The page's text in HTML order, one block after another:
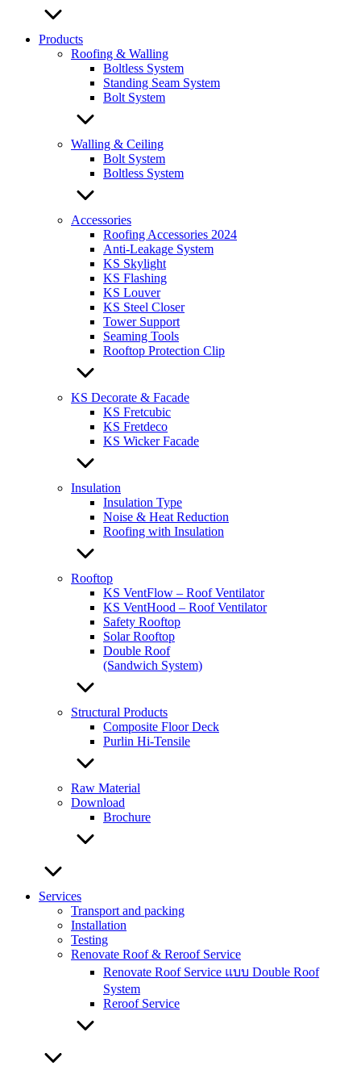
Products
Roofing & Walling
Boltless System
Standing Seam System
Bolt System
Walling & Ceiling
Bolt System
Boltless System
Accessories
Roofing Accessories 2024
Anti-Leakage System
KS Skylight
KS Flashing
KS Louver
KS Steel Closer
Tower Support
Seaming Tools
Rooftop Protection Clip
KS Decorate & Facade
KS Fretcubic
KS Fretdeco
KS Wicker Facade
Insulation
Insulation Type
Noise & Heat Reduction
Roofing with Insulation
Rooftop
KS VentFlow – Roof Ventilator
KS VentHood – Roof Ventilator
Safety Rooftop
Solar Rooftop
Double Roof
(Sandwich System)
Structural Products
Composite Floor Deck
Purlin Hi-Tensile
Raw Material
Download
Brochure
Services
Transport and packing
Installation
Testing
Renovate Roof & Reroof Service
Renovate Roof Service แบบ Double Roof
System
Reroof Service